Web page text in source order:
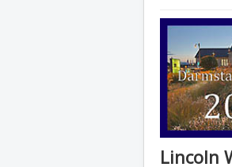
Lincoln